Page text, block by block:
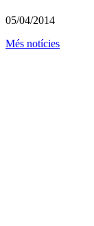
05/04/2014
Més notícies